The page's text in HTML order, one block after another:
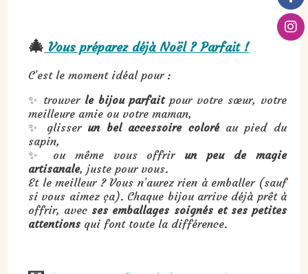
🎄 Vous préparez déjà Noël ? Parfait !
C’est le moment idéal pour :
✨ trouver le bijou parfaitpour votre sœur, votre
meilleure amie ou votre maman,
✨ glisser un bel accessoire coloréau pied du
sapin,
✨ ou même vous offrir un peu de magie
artisanale, juste pour vous.
Et le meilleur ? Vous n’aurez rien à emballer (sauf
si vous aimez ça). Chaque bijou arrive déjà prêt à
offrir, avec ses emballages soignés et ses petites
attentions qui font toute la différence.